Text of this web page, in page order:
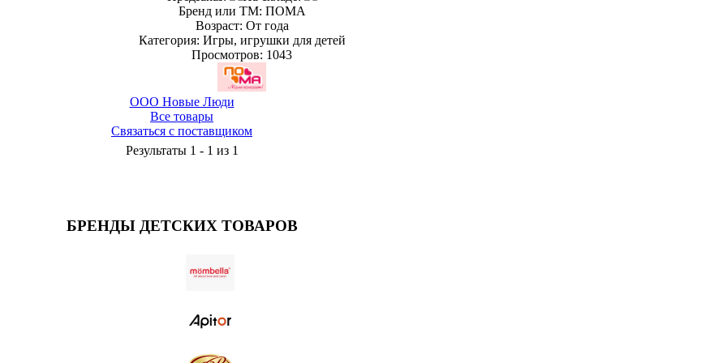
Бренд или ТМ: ПОМА
Возраст: От года
Категория: Игры, игрушки для детей
Просмотров: 1043
ООО Новые Люди
Все товары
Связаться с поставщиком
Результаты 1 - 1 из 1
БРЕНДЫ ДЕТСКИХ ТОВАРОВ